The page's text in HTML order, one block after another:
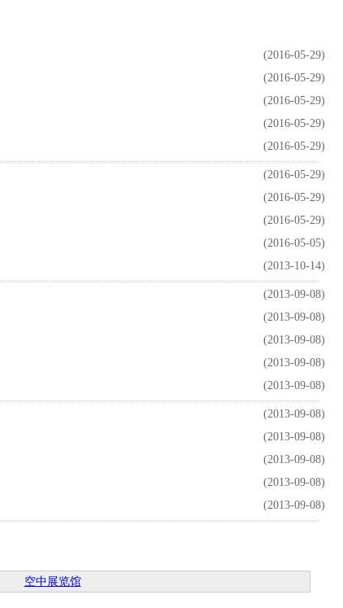
(2016-05-29)
(2016-05-29)
(2016-05-29)
(2016-05-29)
(2016-05-29)
(2016-05-29)
(2016-05-29)
(2016-05-29)
(2016-05-05)
(2013-10-14)
(2013-09-08)
(2013-09-08)
(2013-09-08)
(2013-09-08)
(2013-09-08)
(2013-09-08)
(2013-09-08)
(2013-09-08)
(2013-09-08)
(2013-09-08)
空中展览馆